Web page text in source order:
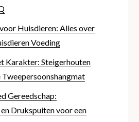
Huisdieren: Alles over
Voeding
Karakter: Steigerhouten
Tweepersoonshangmat
Gereedschap:
Drukspuiten voor een